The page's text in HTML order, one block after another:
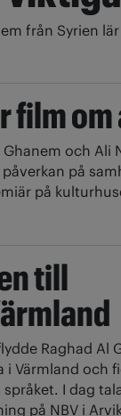
från Syrien
film
och Ali
på
på
till
Raghad Al
i Värmland och
I dag
på NBV i